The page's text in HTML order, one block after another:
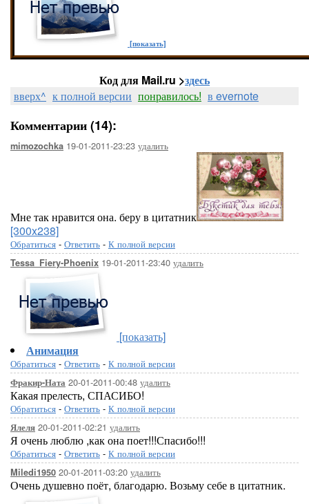
Калека
Кисточка в Божьих руках
Морские звёзды
Последний лист
Раскаянье сына
Свой крест
Следы на песке
Цирюльник
[показать]
Код для Mail.ru >здесь
вверх^ к полной версии понравилось! в evernote
Комментарии (14):
mimozochka 19-01-2011-23:23 удалить
Мне так нравится она. беру в цитатник
[300x238]
Обратиться - Ответить - К полной версии
Tessa_Fiery-Phoenix 19-01-2011-23:40 удалить
[показать]
Анимация
Обратиться - Ответить - К полной версии
Фракир-Ната 20-01-2011-00:48 удалить
Какая прелесть, СПАСИБО!
Обратиться - Ответить - К полной версии
Ялеля 20-01-2011-02:21 удалить
Я очень люблю ,как она поет!!!Спасибо!!!
Обратиться - Ответить - К полной версии
Miledi1950 20-01-2011-03:20 удалить
Очень душевно поёт, благодарю. Возьму себе в цитатник.